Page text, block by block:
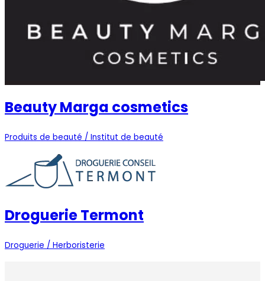
Beauty Marga cosmetics
Produits de beauté / Institut de beauté
Droguerie Termont
Droguerie / Herboristerie